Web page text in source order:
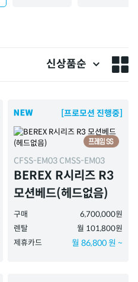
신상품순
[프로모션 진행중]
CFSS-EM03 CMSS-EM03
BEREX R시리즈 R3
모션베드(헤드없음)
구매
6,700,000원
렌탈
월 101,800원
제휴카드
월 86,800 원 ~